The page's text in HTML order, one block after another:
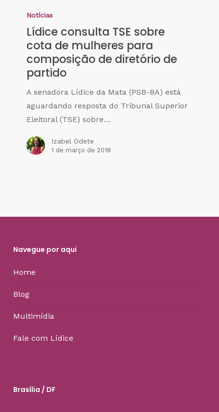
Notícias
Lídice consulta TSE sobre
cota de mulheres para
composição de diretório de
partido
A senadora Lídice da Mata (PSB-BA) está
aguardando resposta do Tribunal Superior
Eleitoral (TSE) sobre…
Izabel Odete
1 de março de 2018
Navegue por aqui
Home
Blog
Multimídia
Fale com Lídice
Brasília / DF